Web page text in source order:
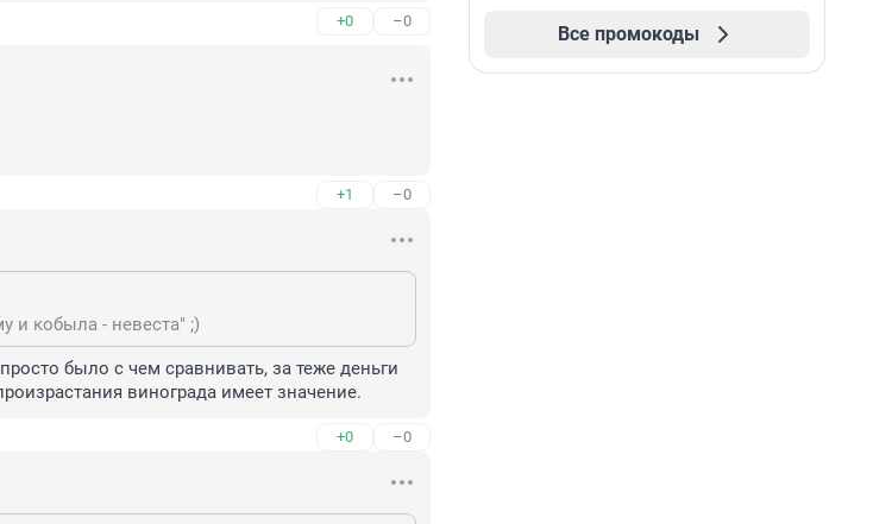
+0 –0
+1 –0
и кобыла - невеста" ;)
было с чем сравнивать, за теже деньги
винограда имеет значение.
+0 –0
Все промокоды